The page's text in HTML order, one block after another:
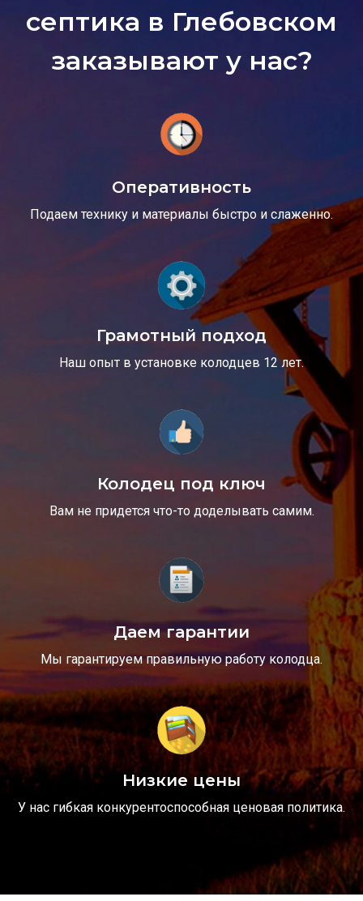
септика в Глебовском
заказывают у нас?
Оперативность
Подаем технику и материалы быстро и слаженно.
Грамотный подход
Наш опыт в установке колодцев 12 лет.
Колодец под ключ
Вам не придется что-то доделывать самим.
Даем гарантии
Мы гарантируем правильную работу колодца.
Низкие цены
У нас гибкая конкурентоспособная ценовая политика.